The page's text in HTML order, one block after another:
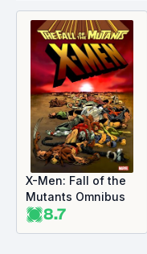
X-Men: Fall of the
Mutants Omnibus
8.7